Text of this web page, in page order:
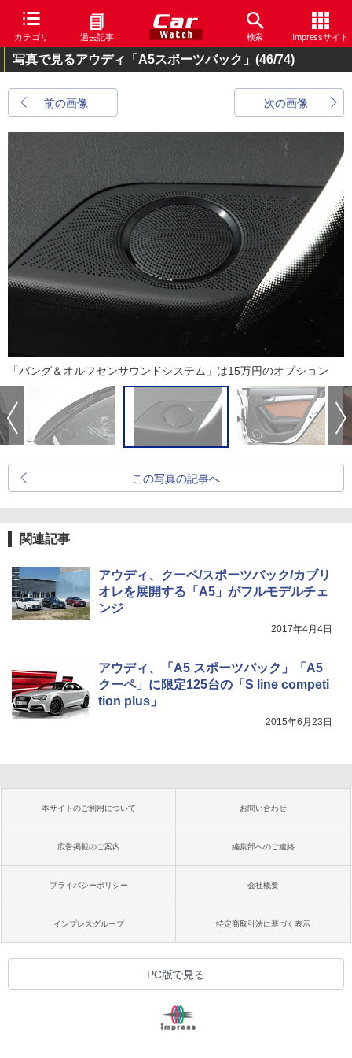
カテゴリ 過去記事 検索 Impressサイト
写真で見るアウディ「A5スポーツバック」 (46/74)
前の画像 次の画像
「バング＆オルフセンサウンドシステム」は15万円のオプション
この写真の記事へ
関連記事
アウディ、クーペ/スポーツバック/カブリ
オレを展開する「A5」がフルモデルチェ
ンジ
2017年4月4日
アウディ、「A5 スポーツバック」「A5
クーペ」に限定125台の「S line competi
tion plus」
2015年6月23日
本サイトのご利用について お問い合わせ
広告掲載のご案内 編集部へのご連絡
プライバシーポリシー 会社概要
インプレスグループ 特定商取引法に基づく表示
PC版で見る